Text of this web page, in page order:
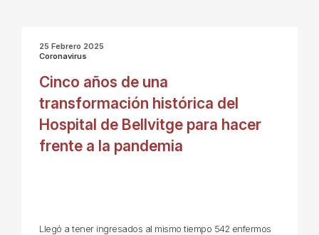
25 Febrero 2025
Coronavirus
Cinco años de una
transformación histórica del
Hospital de Bellvitge para hacer
frente a la pandemia
Llegó a tener ingresados al mismo tiempo 542 enfermos